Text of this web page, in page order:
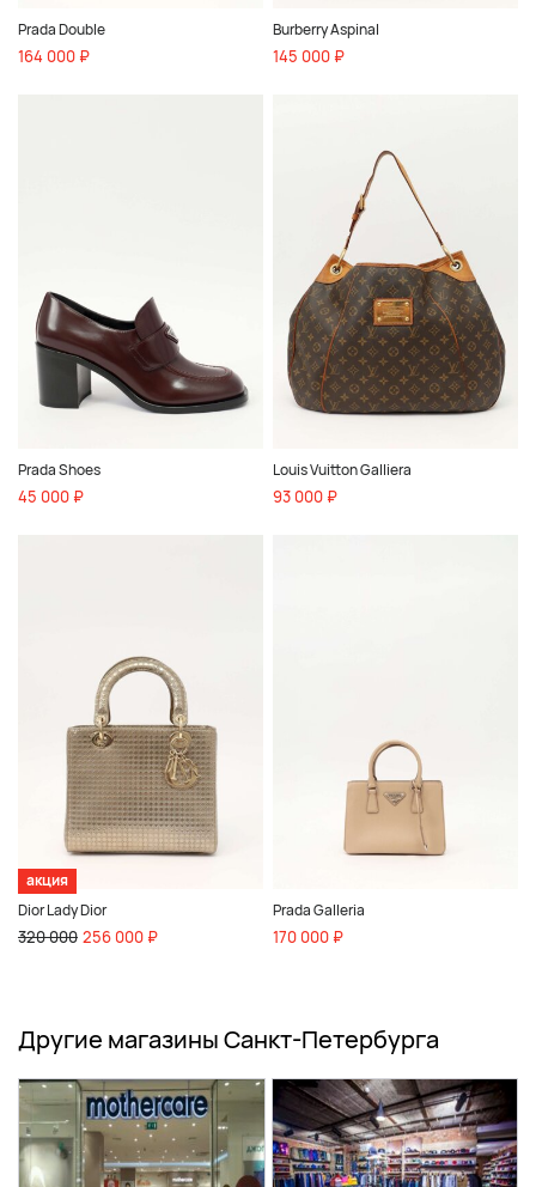
Prada Double
164 000 ₽
Burberry Aspinal
145 000 ₽
Prada Shoes
45 000 ₽
Louis Vuitton Galliera
93 000 ₽
акция
Dior Lady Dior
320 000 256 000 ₽
Prada Galleria
170 000 ₽
Другие магазины Санкт-Петербурга